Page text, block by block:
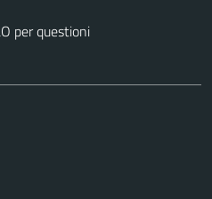
per questioni